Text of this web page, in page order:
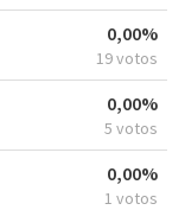
0,00%
19 votos
0,00%
5 votos
0,00%
1 votos